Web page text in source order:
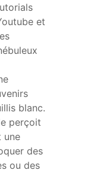
et
blanc.
perçoit
une
des
ou des